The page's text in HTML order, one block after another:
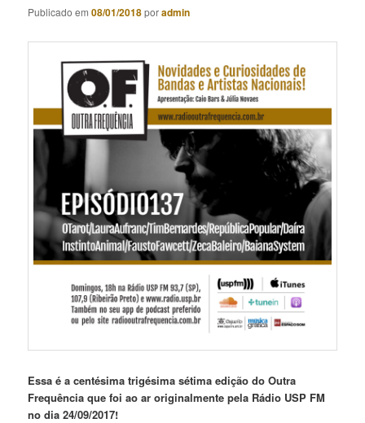
Publicado em08/01/2018poradmin
Essa é a centésima trigésima sétima edição do Outra
Frequência que foi ao ar originalmente pela Rádio USP FM
no dia 24/09/2017!